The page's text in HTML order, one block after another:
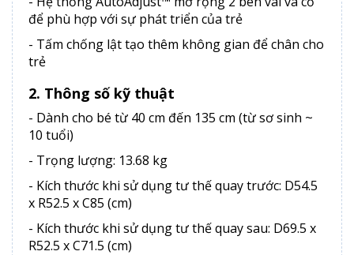
để phù hợp với sự phát triển của trẻ
- Tấm chống lật tạo thêm không gian để chân cho
trẻ
2. Thông số kỹ thuật
- Dành cho bé từ 40 cm đến 135 cm (từ sơ sinh ~
10 tuổi)
- Trọng lượng: 13.68 kg
- Kích thước khi sử dụng tư thế quay trước: D54.5
x R52.5 x C85 (cm)
- Kích thước khi sử dụng tư thế quay sau: D69.5 x
R52.5 x C71.5 (cm)